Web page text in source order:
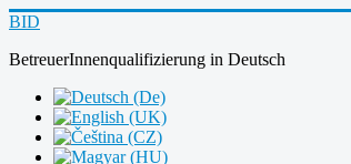
BID
BetreuerInnenqualifizierung in Deutsch